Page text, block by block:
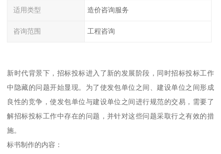
适用类型 造价咨询服务
咨询范围 工程咨询
新时代背景下，招标投标进入了新的发展阶段，同时招标投标工作
中隐藏的问题开始显现。为了使发包单位之间、建设单位之间形成
良性的竞争，使发包单位与建设单位之间进行规范的交易，需要了
解招标投标工作中存在的问题，并针对这些问题采取行之有效的措
施。
标书制作的内容：